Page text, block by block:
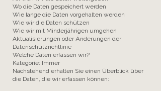
Wo die Daten gespeichert werden
Wie lange die Daten vorgehalten werden
Wie wir die Daten schützen
Wie wir mit Minderjährigen umgehen
Aktualisierungen oder Änderungen der
Datenschutzrichtlinie
Welche Daten erfassen wir?
Kategorie: Immer
Nachstehend erhalten Sie einen Überblick über
die Daten, die wir erfassen können: